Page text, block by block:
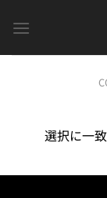
選択に一